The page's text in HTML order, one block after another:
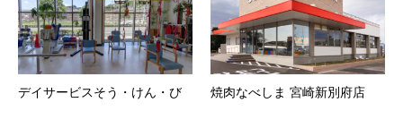
デイサービスそう・けん・び 焼肉なべしま 宮崎新別府店